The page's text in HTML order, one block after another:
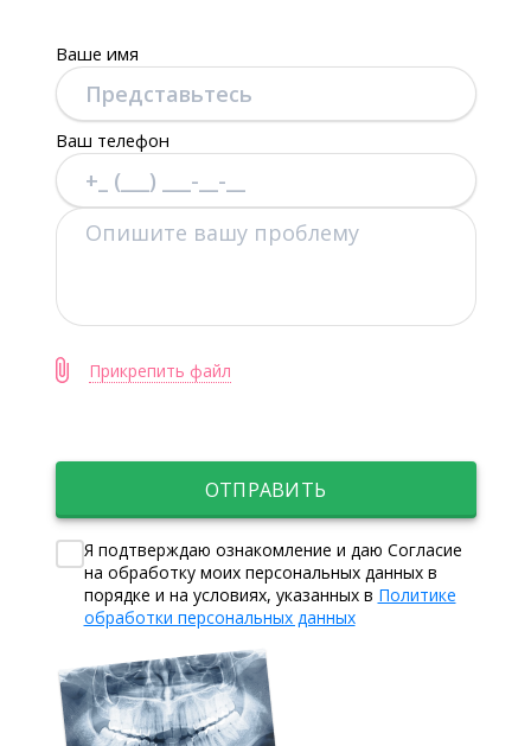
Ваше имя
Ваш телефон
Прикрепить файл
ОТПРАВИТЬ
Я подтверждаю ознакомление и даю Согласие
на обработку моих персональных данных в
порядке и на условиях, указанных в Политике
обработки персональных данных